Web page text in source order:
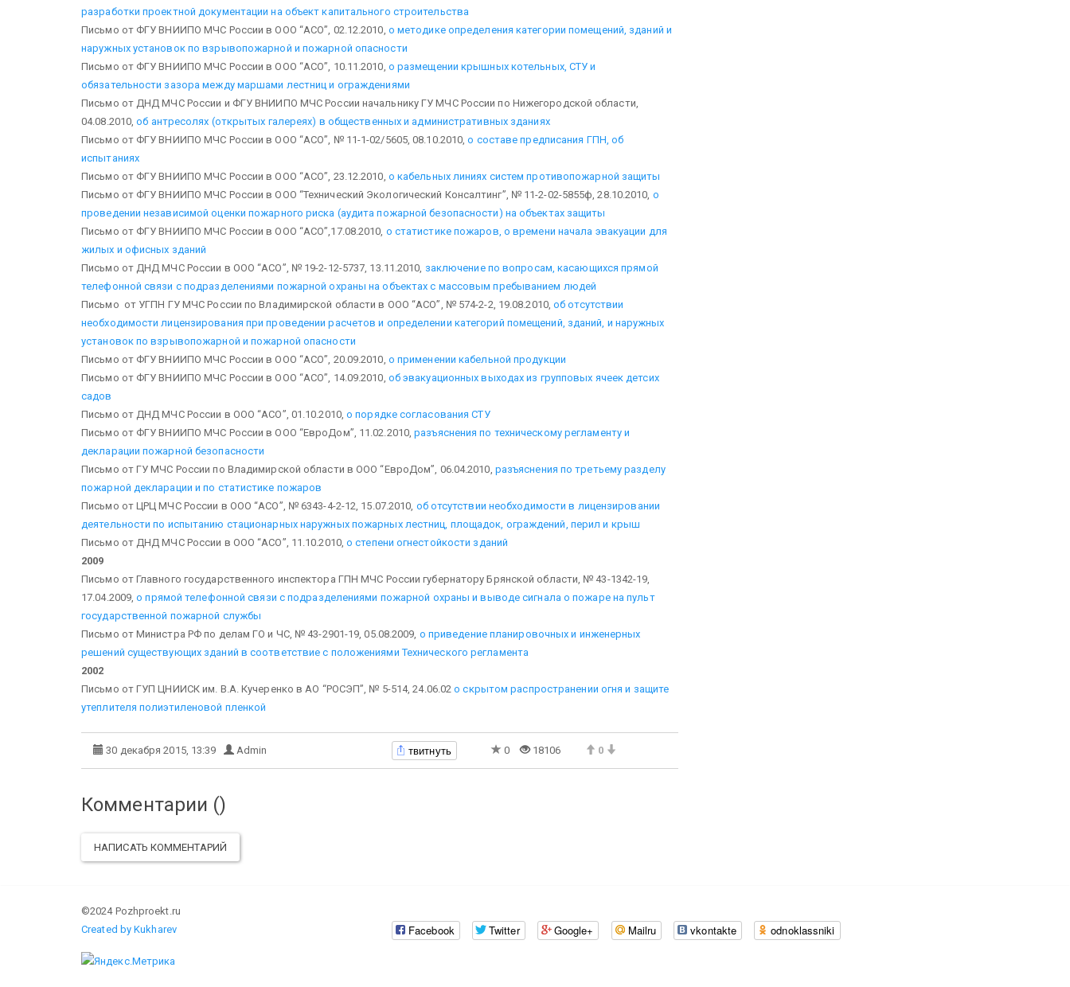
разработки проектной документации на объект капитального строительства
Письмо от ФГУ ВНИИПО МЧС России в ООО “АСО”, 02.12.2010, о методике определения категории помещений, зданий и
наружных установок по взрывопожарной и пожарной опасности
Письмо от ФГУ ВНИИПО МЧС России в ООО “АСО”, 10.11.2010, о размещении крышных котельных, СТУ и
обязательности зазора между маршами лестниц и ограждениями
Письмо от ДНД МЧС России и ФГУ ВНИИПО МЧС России начальнику ГУ МЧС России по Нижегородской области,
04.08.2010,об антресолях (открытых галереях) в общественных и административных зданиях
Письмо от ФГУ ВНИИПО МЧС России в ООО “АСО”, № 11-1-02/5605, 08.10.2010,о составе предписания ГПН, об
испытаниях
Письмо от ФГУ ВНИИПО МЧС России в ООО “АСО”, 23.12.2010, о кабельных линиях систем противопожарной защиты
Письмо от ФГУ ВНИИПО МЧС России в ООО “Технический Экологический Консалтинг”, № 11-2-02-5855ф, 28.10.2010, о
проведении независимой оценки пожарного риска (аудита пожарной безопасности) на объектах защиты
Письмо от ФГУ ВНИИПО МЧС России в ООО “АСО”,17.08.2010, о статистике пожаров, о времени начала эвакуации для
жилых и офисных зданий
Письмо от ДНД МЧС России в ООО “АСО”, № 19-2-12-5737, 13.11.2010, заключение по вопросам, касающихся прямой
телефонной связи с подразделениями пожарной охраны на объектах с массовым пребыванием людей
Письмо от УГПН ГУ МЧС России по Владимирской области в ООО “АСО”, № 574-2-2, 19.08.2010, об отсутствии
необходимости лицензирования при проведении расчетов и определении категорий помещений, зданий, и наружных
установок по взрывопожарной и пожарной опасности
Письмо от ФГУ ВНИИПО МЧС России в ООО “АСО”, 20.09.2010, о применении кабельной продукции
Письмо от ФГУ ВНИИПО МЧС России в ООО “АСО”, 14.09.2010, об эвакуационных выходах из групповых ячеек детсих
садов
Письмо от ДНД МЧС России в ООО “АСО”, 01.10.2010, о порядке согласования СТУ
Письмо от ФГУ ВНИИПО МЧС России в ООО “ЕвроДом”, 11.02.2010,разъяснения по техническому регламенту и
декларации пожарной безопасности
Письмо от ГУ МЧС России по Владимирской области в ООО “ЕвроДом”, 06.04.2010, разъяснения по третьему разделу
пожарной декларации и по статистике пожаров
Письмо от ЦРЦ МЧС России в ООО “АСО”, № 6343-4-2-12, 15.07.2010, об отсутствии необходимости в лицензировании
деятельности по испытанию стационарных наружных пожарных лестниц, площадок, ограждений, перил и крыш
Письмо от ДНД МЧС России в ООО “АСО”, 11.10.2010, о степени огнестойкости зданий
2009
Письмо от Главного государственного инспектора ГПН МЧС России губернатору Брянской области, № 43-1342-19,
17.04.2009,о прямой телефонной связи с подразделениями пожарной охраны и выводе сигнала о пожаре на пульт
государственной пожарной службы
Письмо от Министра РФ по делам ГО и ЧС, № 43-2901-19, 05.08.2009, о приведение планировочных и инженерных
решений существующих зданий в соответствие с положениями Технического регламента
2002
Письмо от ГУП ЦНИИСК им. В.А. Кучеренко в АО “РОСЭП”, № 5-514, 24.06.02о скрытом распространении огня и защите
утеплителя полиэтиленовой пленкой
30 декабря 2015, 13:39 Admin твитнуть 0 18106 0
Комментарии ()
НАПИСАТЬ КОММЕНТАРИЙ
©2024 Pozhproekt.ru
Created by Kukharev
Facebook Twitter Google+ Mailru vkontakte odnoklassniki